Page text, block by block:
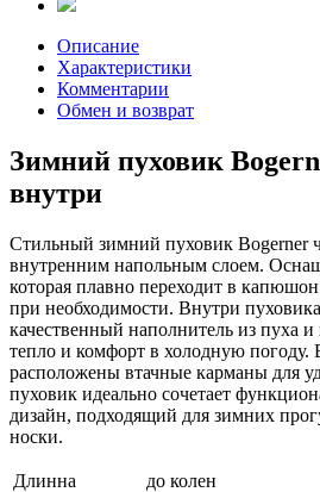
Описание
Характеристики
Комментарии
Обмен и возврат
Зимний пуховик
внутри
Стильный зимний пуховик Bogerner
внутренним напольным слоем.
которая плавно переходит в
при необходимости. Внутри пуховика
качественный наполнитель из пуха
тепло и комфорт в холодную
расположены втачные карманы для
пуховик идеально сочетает
дизайн, подходящий для зимних
носки.
Длинна
до колен